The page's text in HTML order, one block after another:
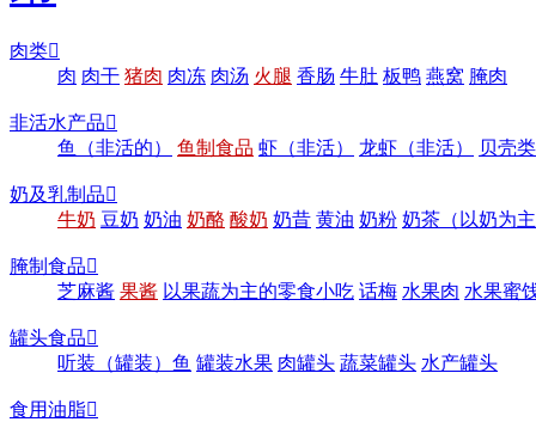
肉类
肉 肉干 猪肉 肉冻 肉汤 火腿 香肠 牛肚 板鸭 燕窝 腌肉
非活水产品
鱼（非活的）
鱼制食品 虾（非活） 龙虾（非活） 贝壳
奶及乳制品
牛奶 豆奶 奶油 奶酪 酸奶 奶昔 黄油 奶粉 奶茶（以奶为
腌制食品
芝麻酱 果酱 以果蔬为主的零食小吃 话梅 水果肉 水果蜜
罐头食品
听装（罐装）鱼 罐装水果 肉罐头 蔬菜罐头 水产罐头
食用油脂